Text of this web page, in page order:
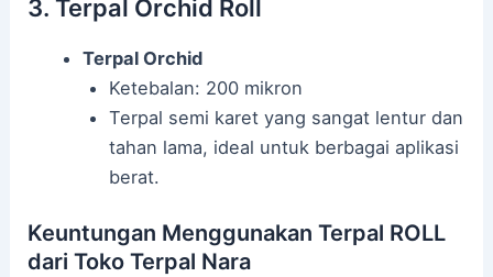
3. Terpal Orchid Roll
Terpal Orchid
Ketebalan: 200 mikron
Terpal semi karet yang sangat lentur dan
tahan lama, ideal untuk berbagai aplikasi
berat.
Keuntungan Menggunakan Terpal ROLL
dari Toko Terpal Nara